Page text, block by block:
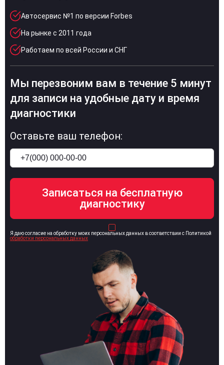
Автосервис №1 по версии Forbes
На рынке с 2011 года
Работаем по всей России и СНГ
Мы перезвоним вам в течение 5 минут
для записи на удобные дату и время
диагностики
Оставьте ваш телефон:
Я даю согласие на обработку моих персональных данных в соответствии с Политикой
обработки персональных данных